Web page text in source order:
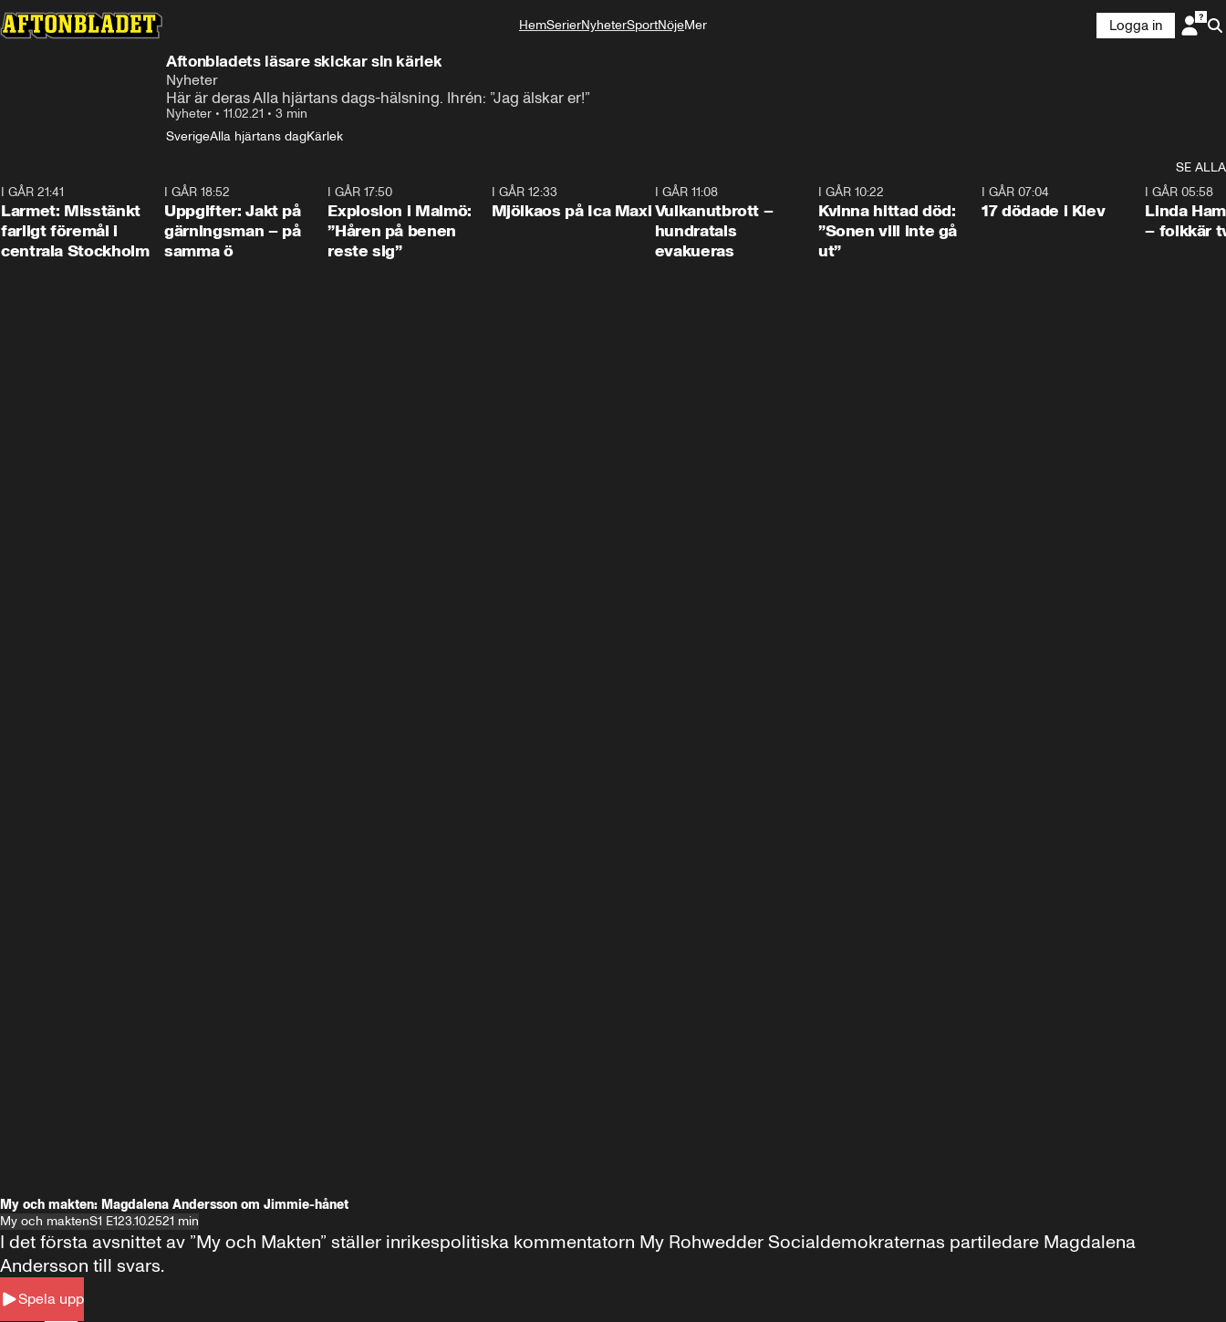
HemSerierNyheterSportNöjeMer
Logga in
Aftonbladets läsare skickar sin kärlek
Nyheter
Här är deras Alla hjärtans dags-hälsning. Ihrén: ”Jag älskar er!”
Nyheter • 11.02.21 • 3 min
SverigeAlla hjärtans dagKärlek
SE ALLA
I GÅR 21:41
Larmet: Misstänkt
farligt föremål i
centrala Stockholm
I GÅR 18:52
Uppgifter: Jakt på
gärningsman – på
samma ö
I GÅR 17:50
Explosion i Malmö:
”Håren på benen
reste sig”
I GÅR 12:33
Mjölkaos på Ica Maxi
I GÅR 11:08
Vulkanutbrott –
hundratals
evakueras
I GÅR 10:22
Kvinna hittad död:
”Sonen vill inte gå
ut”
I GÅR 07:04
17 dödade i Kiev
I GÅR 05:58
Linda
– folkkär
My och makten: Magdalena Andersson om Jimmie-hånet
My och maktenS1 E123.10.2521 min
Spela upp
I det första avsnittet av ”My och Makten” ställer inrikespolitiska kommentatorn My Rohwedder Socialdemokraternas partiledare Magdalena
Andersson till svars.